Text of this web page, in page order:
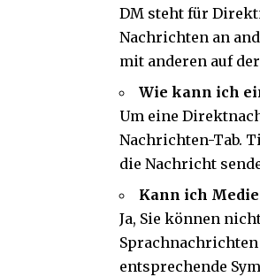
DM steht für
Nachrichten an
mit anderen auf
Wie kann ich
Um eine
Nachrichten-Tab.
die Nachricht
Kann ich
Ja, Sie können
entsprechende